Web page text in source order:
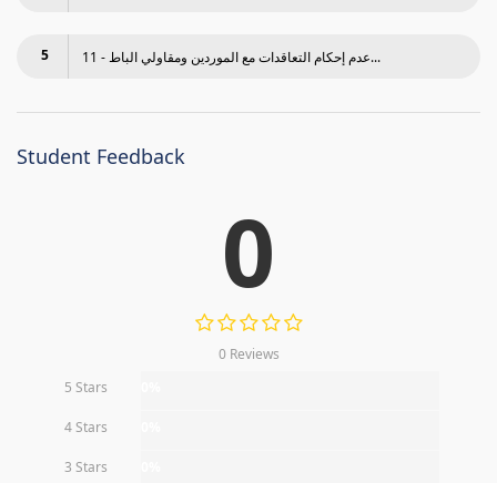
5 11 - عدم إحكام التعاقدات مع الموردين ومقاولي الباط...
Student Feedback
0
0 Reviews
5 Stars
4 Stars
3 Stars